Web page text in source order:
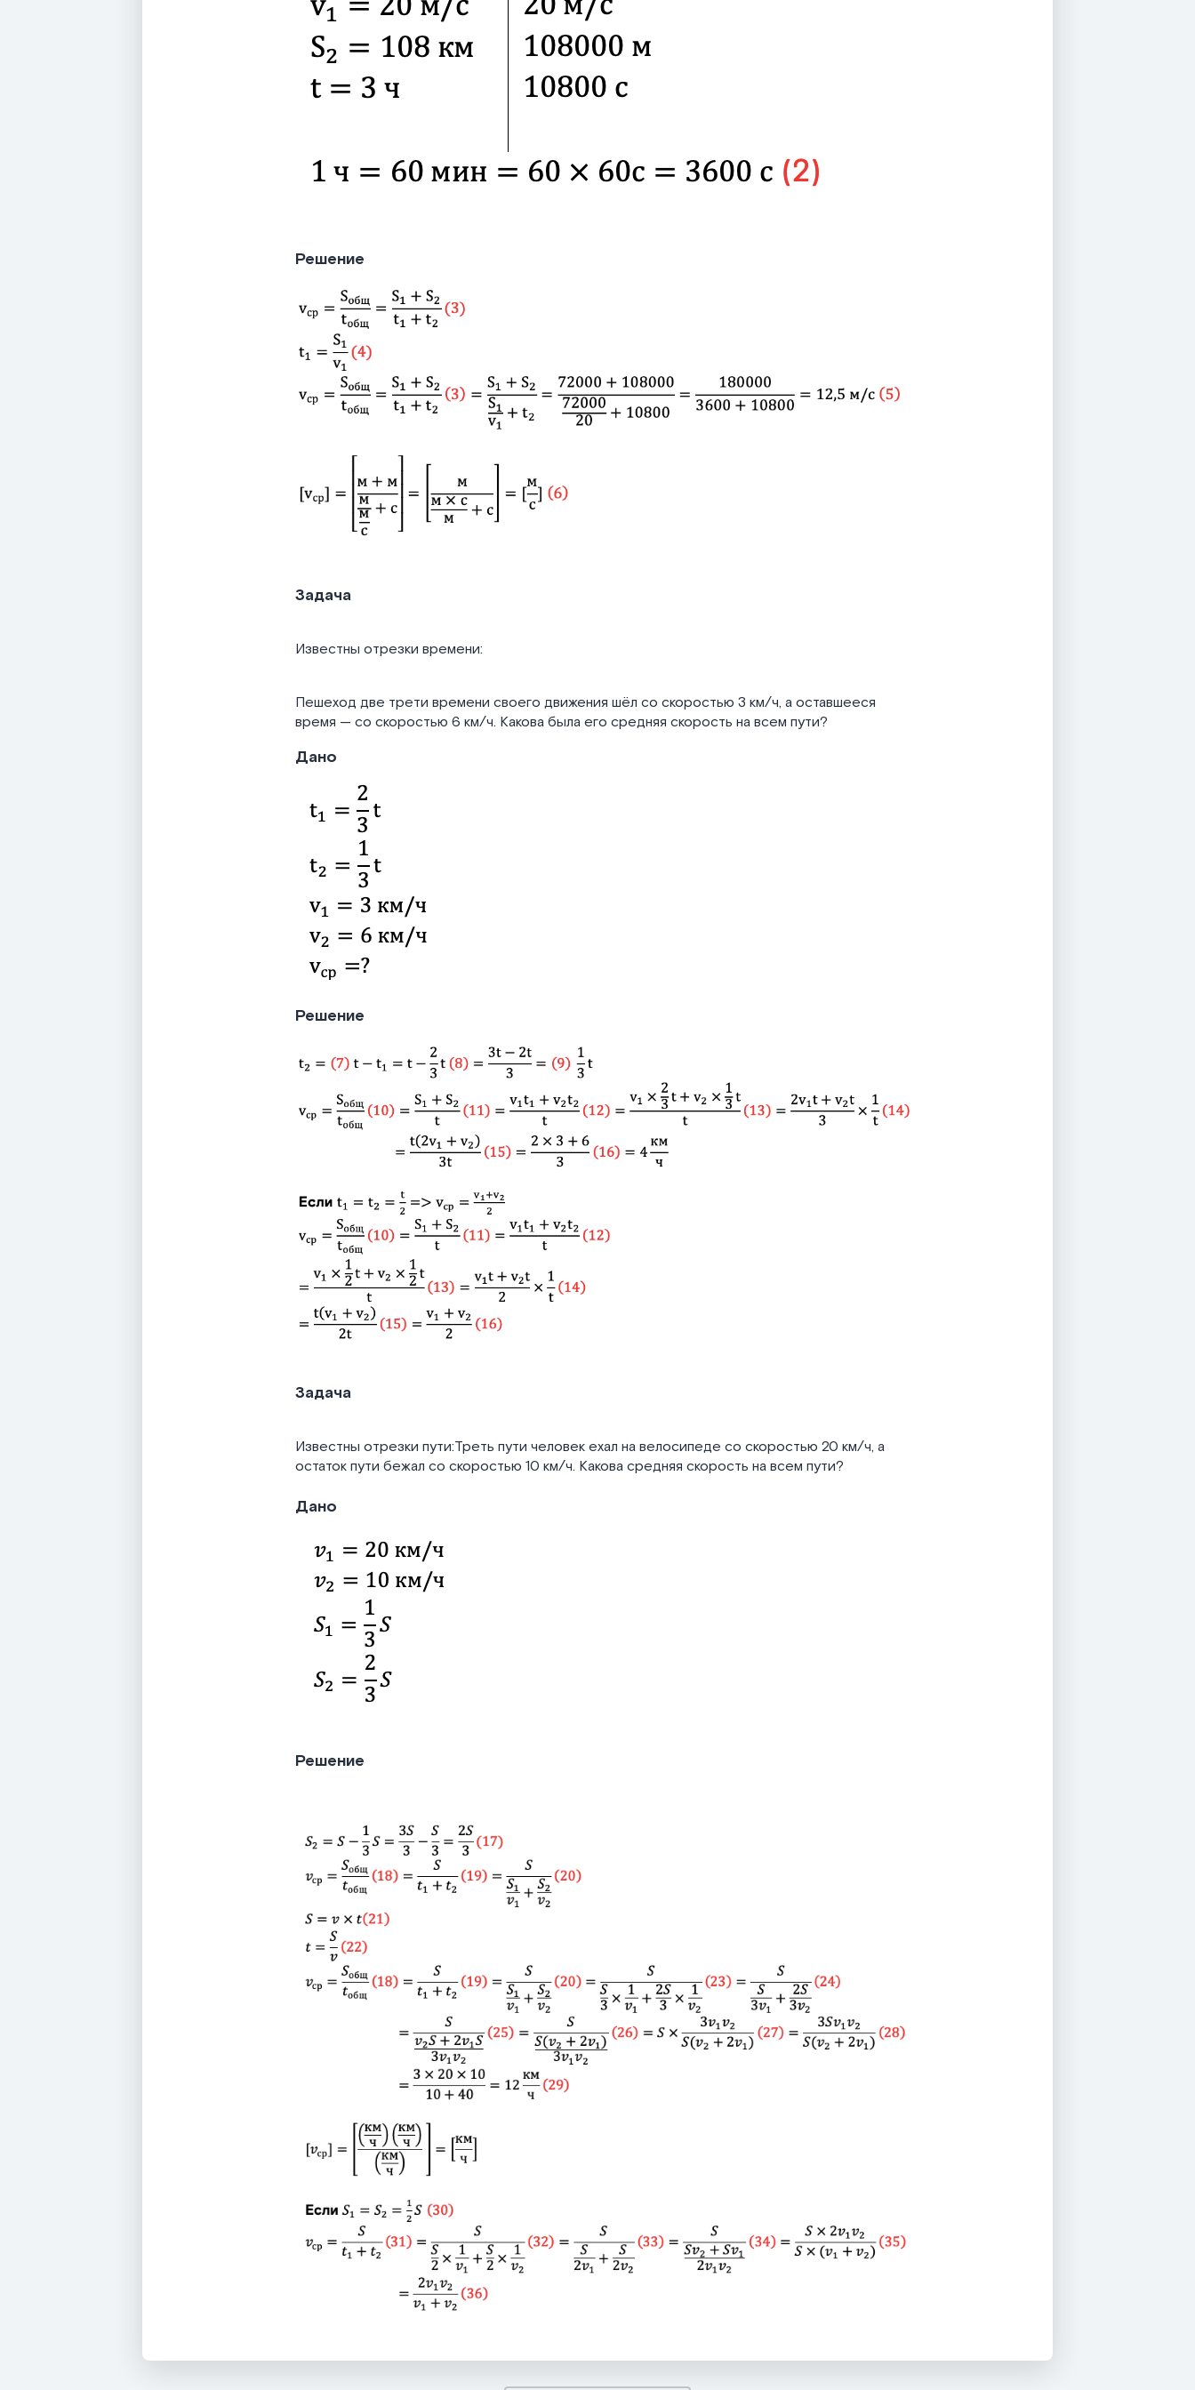
Решение
Задача
Известны отрезки времени:
Пешеход две трети времени своего движения шёл со скоростью 3 км/ч, а оставшееся
время — со скоростью 6 км/ч. Какова была его средняя скорость на всем пути?
Дано
Решение
Задача
Известны отрезки пути:Треть пути человек ехал на велосипеде со скоростью 20 км/ч, а
остаток пути бежал со скоростью 10 км/ч. Какова средняя скорость на всем пути?
Дано
Решение